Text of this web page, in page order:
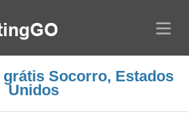
Socorro, Estados
Unidos